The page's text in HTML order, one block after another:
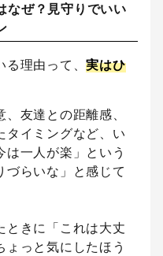
なぜ？見守りでいい
る理由って、実はひ
友達との距離感、
タイミングなど、い
は一人が楽」という
づらいな」と感じて
ときに「これは大丈
っと気にしたほう